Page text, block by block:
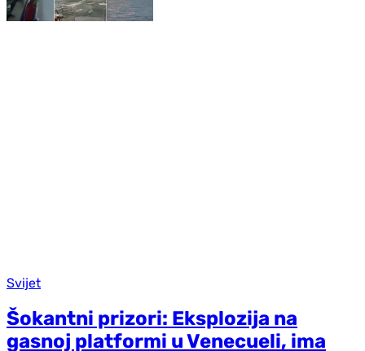
Svijet
Šokantni prizori: Eksplozija na
gasnoj platformi u Venecueli, ima